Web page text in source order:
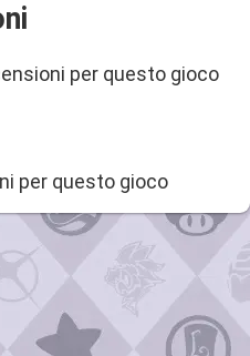
per questo gioco
per questo gioco